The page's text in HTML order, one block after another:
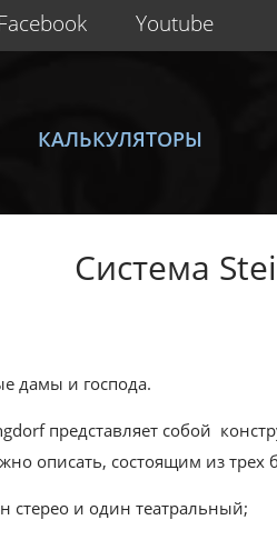
Facebook Youtube
КАЛЬКУЛЯТОРЫ
Система
дамы и господа.
представляет собой
описать, состоящим из трех
стерео и один театральный;